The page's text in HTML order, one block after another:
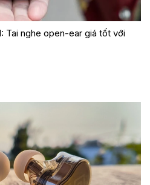
Tai nghe open-ear giá tốt với